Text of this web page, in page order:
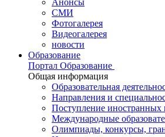
СМИ
Фотогалерея
Видеогалерея
новости
Образование
Портал Образование
Общая информация
Образовательная
Направления и
Поступление иностранных
Международные
Олимпиады, конкурсы,